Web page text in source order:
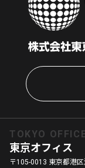
TOKYO OFFICE
東京オフィス
〒105-0013 東京都港